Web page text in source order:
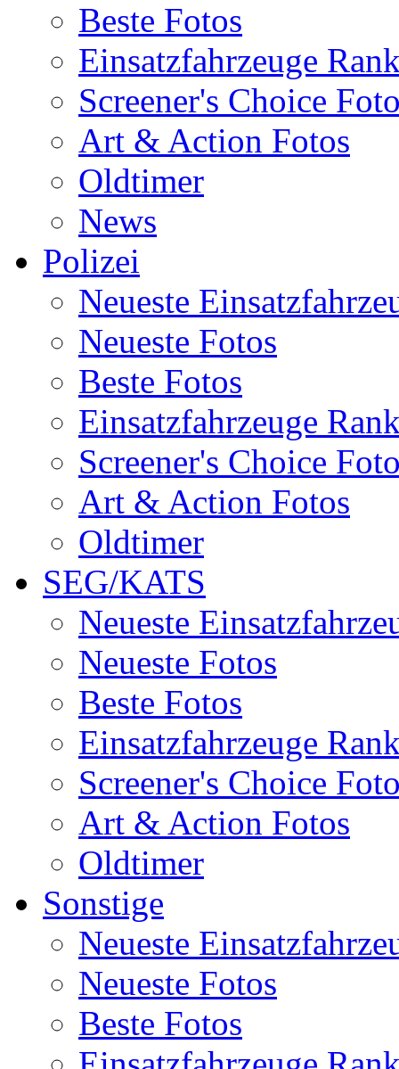
Beste Fotos
Einsatzfahrzeuge
Screener's Choice
Art & Action Fotos
Oldtimer
News
Polizei
Neueste
Neueste Fotos
Beste Fotos
Einsatzfahrzeuge
Screener's Choice
Art & Action Fotos
Oldtimer
SEG/KATS
Neueste
Neueste Fotos
Beste Fotos
Einsatzfahrzeuge
Screener's Choice
Art & Action Fotos
Oldtimer
Sonstige
Neueste
Neueste Fotos
Beste Fotos